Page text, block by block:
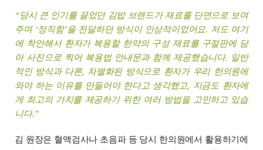
“당시 큰 인기를 끌었던 김밥 브랜드가 재료를 단면으로 보여
주며 ‘정직함’을 전달하던 방식이 인상적이었어요. 저도 여기
에 착안해서 환자가 복용할 한약의 구성 재료를 구절판에 담
아 사진으로 찍어 복용법 안내문과 함께 제공했습니다. 일반
적인 방식과 다른, 차별화된 방식으로 환자가 우리 한의원에
와야 하는 이유를 만들어야 한다고 생각했고, 지금도 환자에
게 최고의 가치를 제공하기 위한 여러 방법을 고민하고 있습
니다.”
김 원장은 혈액검사나 초음파 등 당시 한의원에서 활용하기에